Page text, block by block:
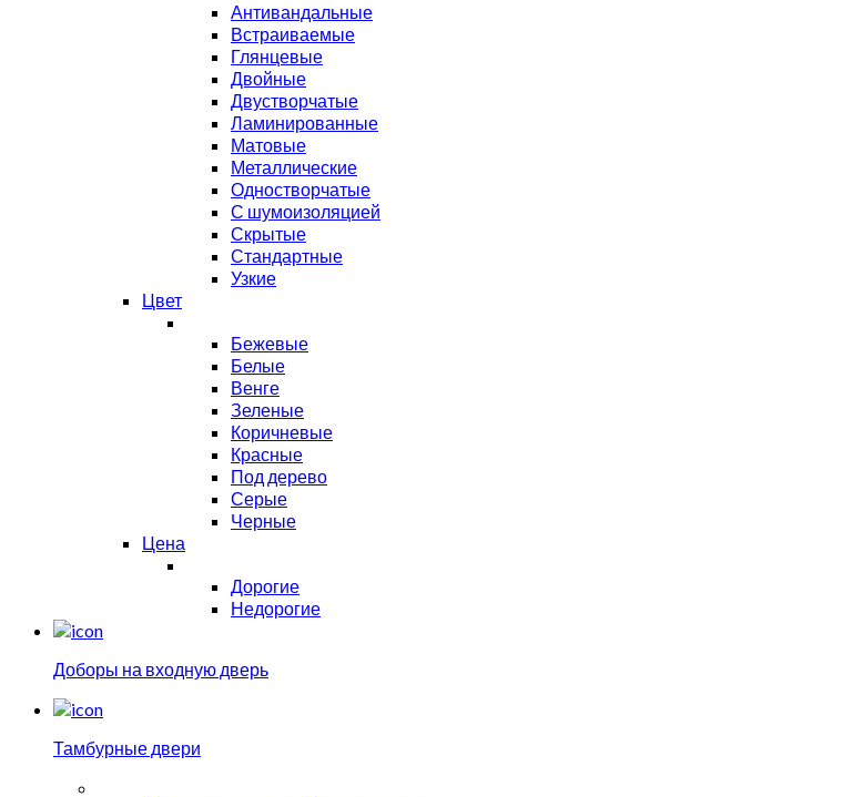
Антивандальные
Встраиваемые
Глянцевые
Двойные
Двустворчатые
Ламинированные
Матовые
Металлические
Одностворчатые
С шумоизоляцией
Скрытые
Стандартные
Узкие
Цвет
Бежевые
Белые
Венге
Зеленые
Коричневые
Красные
Под дерево
Серые
Черные
Цена
Дорогие
Недорогие
Доборы на входную дверь
Тамбурные двери